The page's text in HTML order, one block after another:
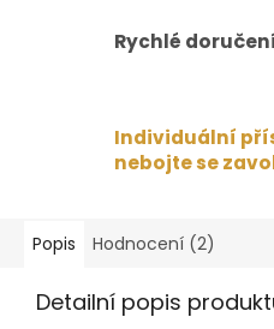
Rychlé
Individuální
nebojte se
Popis Hodnocení (2)
Detailní popis